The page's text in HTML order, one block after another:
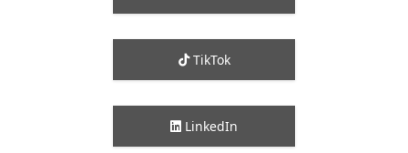
TikTok
LinkedIn